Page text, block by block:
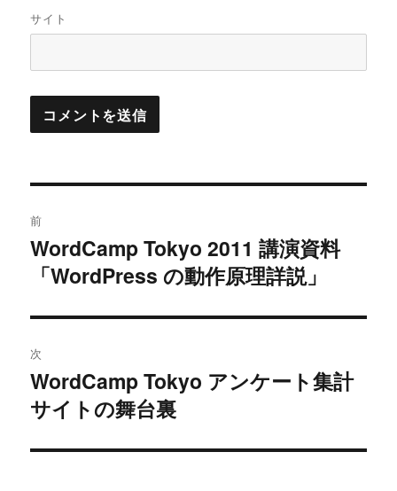
サイト
稿
ナ
ビ
ゲ
ー
シ
前
過
去
投
稿:
WordCamp Tokyo 2011 講演資料
「WordPress の動作原理詳説」
次
次
の
稿:
WordCamp Tokyo アンケート集計
サイトの舞台裏